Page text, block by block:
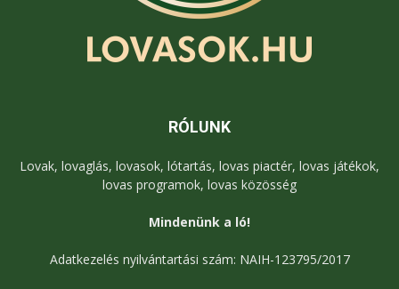
RÓLUNK
Lovak, lovaglás, lovasok, lótartás, lovas piactér, lovas játékok,
lovas programok, lovas közösség
Mindenünk a ló!
Adatkezelés nyilvántartási szám: NAIH-123795/2017